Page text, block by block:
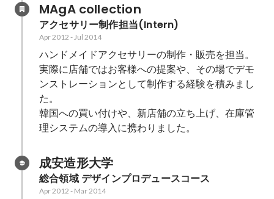
MAgA collection
アクセサリー制作担当(Intern)
Apr 2012 -Jul 2014
ハンドメイドアクセサリーの制作・販売を担当。
実際に店舗ではお客様への提案や、その場でデモ
ンストレーションとして制作する経験を積みまし
た。
韓国への買い付けや、新店舗の立ち上げ、在庫管
理システムの導入に携わりました。
成安造形大学
総合領域 デザインプロデュースコース
Apr 2012 - Mar 2014